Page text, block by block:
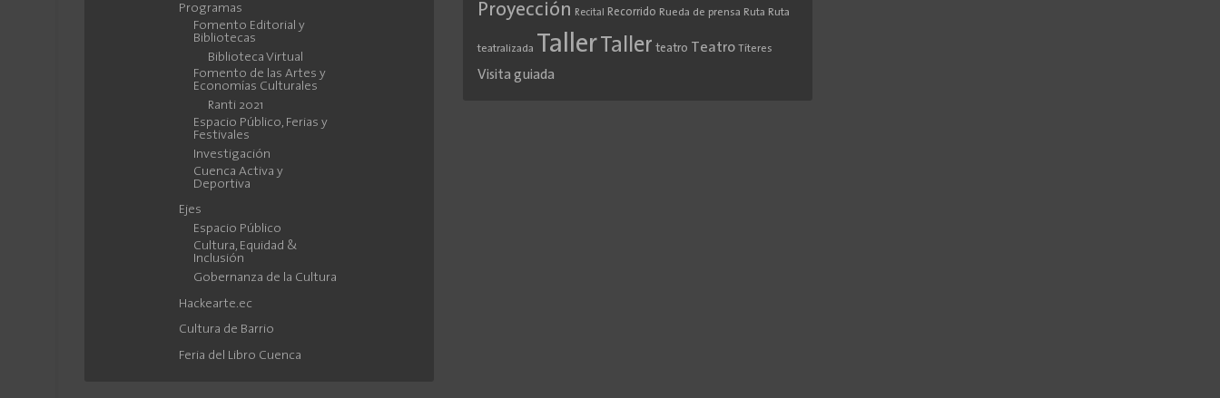
Programas
Fomento Editorial y
Bibliotecas
Biblioteca Virtual
Fomento de las Artes y
Economías Culturales
Ranti 2021
Espacio Público, Ferias y
Festivales
Investigación
Cuenca Activa y
Deportiva
Ejes
Espacio Público
Cultura, Equidad &
Inclusión
Gobernanza de la Cultura
Hackearte.ec
Cultura de Barrio
Feria del Libro Cuenca
Proyección Recital Recorrido Rueda de prensa Ruta Ruta
teatralizada Taller Taller teatro Teatro Títeres
Visita guiada